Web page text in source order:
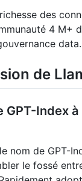
des
4 M+
data.
de
GPT-Index à
nom de GPT-
le fossé